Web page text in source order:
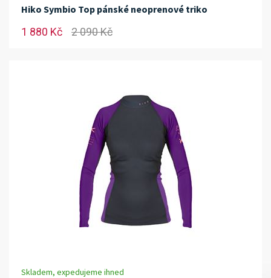
Hiko Symbio Top pánské neoprenové triko
1 880 Kč 2 090 Kč
Skladem, expedujeme ihned